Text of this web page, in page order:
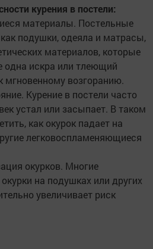
курения в постели:
материалы. Постельные
подушки, одеяла и матрасы,
материалов, которые
одна искра или тлеющий
мгновенному возгоранию.
Курение в постели часто
устал или засыпает. В таком
как окурок падает на
легковоспламеняющиеся
окурков. Многие
на подушках или других
увеличивает риск